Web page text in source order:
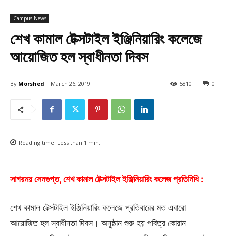
Campus News
শেখ কামাল টেক্সটাইল ইঞ্জিনিয়ারিং কলেজে
আয়োজিত হল স্বাধীনতা দিবস
By Morshed March 26, 2019 0
5810
Reading time: Less than 1 min.
সাগরময় সেনগুপ্ত, শেখ কামাল টেক্সটাইল ইঞ্জিনিয়ারিং কলেজ প্রতিনিধি :
শেখ কামাল টেক্সটাইল ইঞ্জিনিয়ারিং কলেজে প্রতিবারের মত এবারো
আয়োজিত হল স্বাধীনতা দিবস। অনু্ষ্ঠান শুরু হয় পবিত্র কোরান